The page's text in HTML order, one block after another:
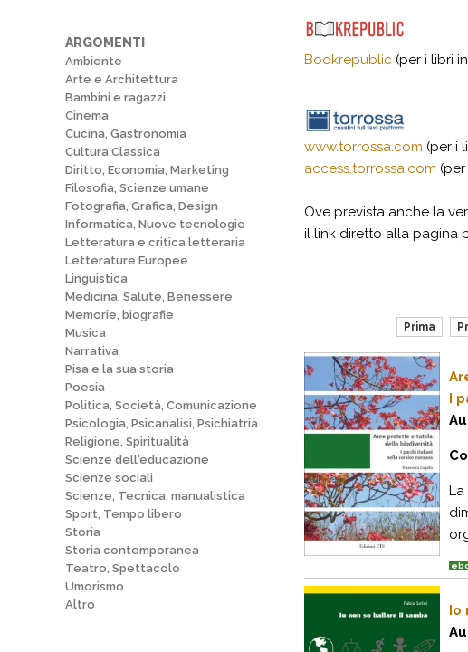
ARGOMENTI
Ambiente
Arte e Architettura
Bambini e ragazzi
Cinema
Cucina, Gastronomia
Cultura Classica
Diritto, Economia, Marketing
Filosofia, Scienze umane
Fotografia, Grafica, Design
Informatica, Nuove tecnologie
Letteratura e critica letteraria
Letterature Europee
Linguistica
Medicina, Salute, Benessere
Memorie, biografie
Musica
Narrativa
Pisa e la sua storia
Poesia
Politica, Società, Comunicazione
Psicologia, Psicanalisi, Psichiatria
Religione, Spiritualità
Scienze dell'educazione
Scienze sociali
Scienze, Tecnica, manualistica
Sport, Tempo libero
Storia
Storia contemporanea
Teatro, Spettacolo
Umorismo
Altro
Bookrepublic (per i libri
www.torrossa.com (per i
access.torrossa.com
Ove prevista anche la
il link diretto alla pagina
Prima
I
La
Io